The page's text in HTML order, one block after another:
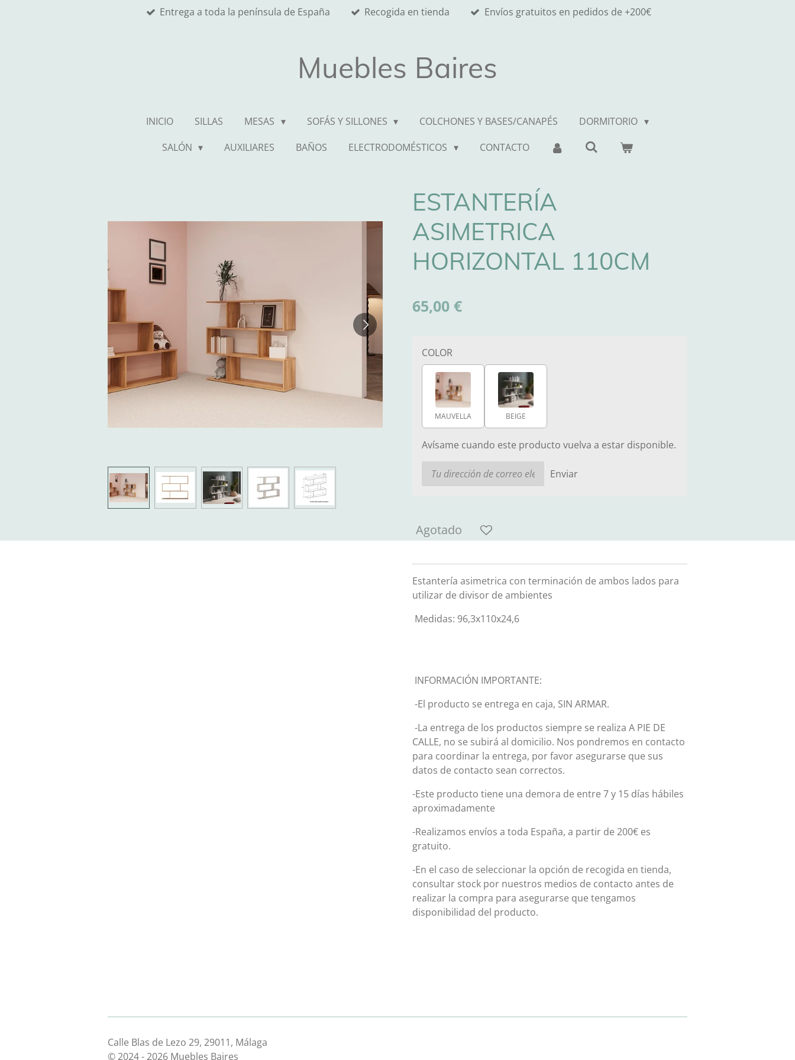
Entrega a toda la península de España Recogida en tienda Envíos gratuitos en pedidos de +200€
Muebles Baires
INICIO SILLAS MESAS SOFÁS Y SILLONES COLCHONES Y BASES/CANAPÉS
DORMITORIO
SALÓN
AUXILIARES BAÑOS ELECTRODOMÉSTICOS CONTACTO
ESTANTERÍA
ASIMETRICA
HORIZONTAL 110CM
65,00 €
COLOR
MAUVELLA BEIGE
Avísame cuando este producto vuelva a estar disponible.
Enviar
Agotado
Estantería asimetrica con terminación de ambos lados para
utilizar de divisor de ambientes
Medidas: 96,3x110x24,6
INFORMACIÓN IMPORTANTE:
-El producto se entrega en caja, SIN ARMAR.
-La entrega de los productos siempre se realiza A PIE DE
CALLE, no se subirá al domicilio. Nos pondremos en contacto
para coordinar la entrega, por favor asegurarse que sus
datos de contacto sean correctos.
-Este producto tiene una demora de entre 7 y 15 días hábiles
aproximadamente
-Realizamos envíos a toda España, a partir de 200€ es
gratuito.
-En el caso de seleccionar la opción de recogida en tienda,
consultar stock por nuestros medios de contacto antes de
realizar la compra para asegurarse que tengamos
disponibilidad del producto.
Calle Blas de Lezo 29, 29011, Málaga
© 2024 - 2026 Muebles Baires